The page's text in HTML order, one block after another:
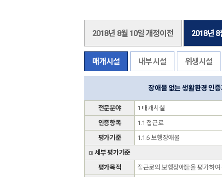
2018년 8월 10일 개정이전 2018년 8
매개시설 내부시설 위생시설
장애물 없는 생활환경 인
전문분야
1 매개시설
인증항목
1.1 접근로
평가기준
1.1.6 보행장애물
세부 평가기준
평가목적
접근로의 보행장애물을 평가하